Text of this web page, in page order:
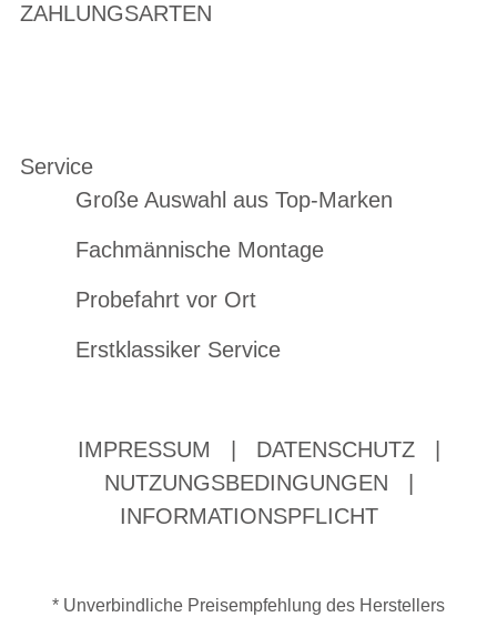
ZAHLUNGSARTEN
Service
Große Auswahl aus Top-Marken
Fachmännische Montage
Probefahrt vor Ort
Erstklassiker Service
IMPRESSUM DATENSCHUTZ
NUTZUNGSBEDINGUNGEN
INFORMATIONSPFLICHT
* Unverbindliche Preisempfehlung des Herstellers